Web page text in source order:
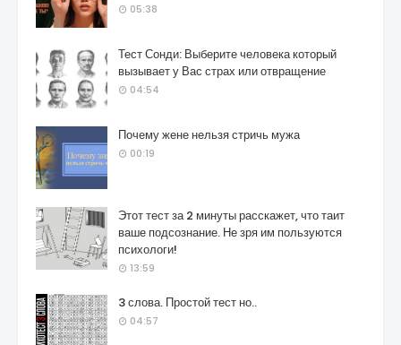
05:38
Тест Сонди: Выберите человека который
вызывает у Вас страх или отвращение
04:54
Почему жене нельзя стричь мужа
00:19
Этот тест за 2 минуты расскажет, что таит
ваше подсознание. Не зря им пользуются
психологи!
13:59
3 слова. Простой тест но..
04:57